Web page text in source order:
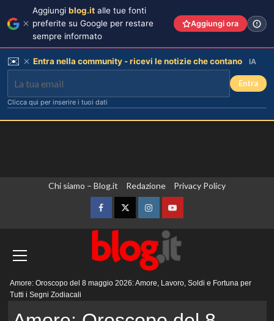
Chi siamo – Blog.it Redazione Privacy Policy
FacebookTwitterInstagramYouTube
principale
Amore: Oroscopo del 8 maggio 2026: Amore, Lavoro, Soldi e Fortuna per
Tutti i Segni Zodiacali
Aggiungi blog.it alle tue fonti
preferite su Google per restare
sempre informato
Aggiungi ora
✉️ Entra nella community - ricevi le notizie che contano IA
Entra
Clicca qui per inserire i tuoi dati